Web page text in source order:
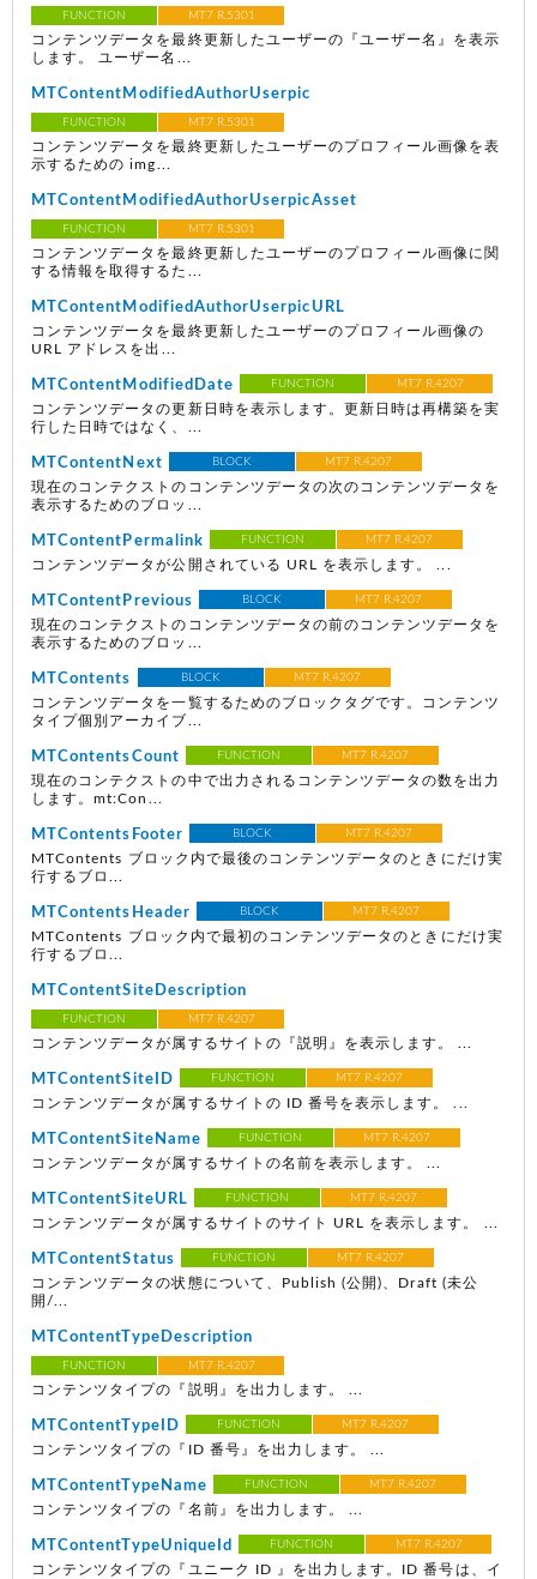
FUNCTION MT7 R.5301
コンテンツデータを最終更新したユーザーの『ユーザー名』を表示
します。 ユーザー名...
MTContentModifiedAuthorUserpic
FUNCTION MT7 R.5301
コンテンツデータを最終更新したユーザーのプロフィール画像を表
示するための img...
MTContentModifiedAuthorUserpicAsset
FUNCTION MT7 R.5301
コンテンツデータを最終更新したユーザーのプロフィール画像に関
する情報を取得するた...
MTContentModifiedAuthorUserpicURL
コンテンツデータを最終更新したユーザーのプロフィール画像の
URL アドレスを出...
MTContentModifiedDate FUNCTION MT7 R.4207
コンテンツデータの更新日時を表示します。更新日時は再構築を実
行した日時ではなく、...
MTContentNext BLOCK MT7 R.4207
現在のコンテクストのコンテンツデータの次のコンテンツデータを
表示するためのブロッ...
MTContentPermalink FUNCTION MT7 R.4207
コンテンツデータが公開されている URL を表示します。 ...
MTContentPrevious BLOCK MT7 R.4207
現在のコンテクストのコンテンツデータの前のコンテンツデータを
表示するためのブロッ...
MTContents BLOCK MT7 R.4207
コンテンツデータを一覧するためのブロックタグです。コンテンツ
タイプ個別アーカイブ...
MTContentsCount FUNCTION MT7 R.4207
現在のコンテクストの中で出力されるコンテンツデータの数を出力
します。mt:Con...
MTContentsFooter BLOCK MT7 R.4207
MTContents ブロック内で最後のコンテンツデータのときにだけ実
行するブロ...
MTContentsHeader BLOCK MT7 R.4207
MTContents ブロック内で最初のコンテンツデータのときにだけ実
行するブロ...
MTContentSiteDescription
FUNCTION MT7 R.4207
コンテンツデータが属するサイトの『説明』を表示します。 ...
MTContentSiteID FUNCTION MT7 R.4207
コンテンツデータが属するサイトの ID 番号を表示します。 ...
MTContentSiteName FUNCTION MT7 R.4207
コンテンツデータが属するサイトの名前を表示します。 ...
MTContentSiteURL FUNCTION MT7 R.4207
コンテンツデータが属するサイトのサイト URL を表示します。 ...
MTContentStatus FUNCTION MT7 R.4207
コンテンツデータの状態について、Publish (公開)、Draft (未公
開/...
MTContentTypeDescription
FUNCTION MT7 R.4207
コンテンツタイプの『説明』を出力します。 ...
MTContentTypeID FUNCTION MT7 R.4207
コンテンツタイプの『ID 番号』を出力します。 ...
MTContentTypeName FUNCTION MT7 R.4207
コンテンツタイプの『名前』を出力します。 ...
MTContentTypeUniqueId FUNCTION MT7 R.4207
コンテンツタイプの『ユニーク ID 』を出力します。ID 番号は、イ